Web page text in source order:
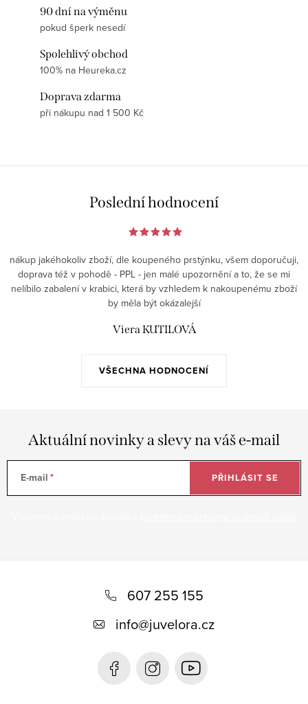
90 dní na výměnu
pokud šperk nesedí
Spolehlivý obchod
100% na Heureka.cz
Doprava zdarma
při nákupu nad 1 500 Kč
Poslední hodnocení
VŠECHNA HODNOCENÍ
nákup jakéhokoliv zboží, dle koupeného prstýnku, všem doporučuji,
doprava též v pohodě - PPL - jen malé upozornění a to, že se mi
nelíbilo zabalení v krabici, která by vzhledem k nakoupenému zboží
by měla být okázalejší
Viera KUTILOVÁ
Aktuální novinky a slevy na váš e-mail
E-mail PŘIHLÁSIT SE
607 255 155
info@juvelora.cz